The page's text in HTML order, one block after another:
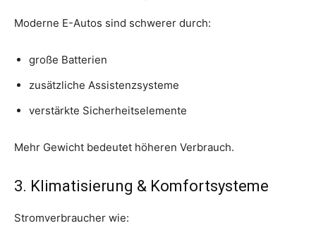
Moderne E-Autos sind schwerer durch:
große Batterien
zusätzliche Assistenzsysteme
verstärkte Sicherheitselemente
Mehr Gewicht bedeutet höheren Verbrauch.
3. Klimatisierung & Komfortsysteme
Stromverbraucher wie: